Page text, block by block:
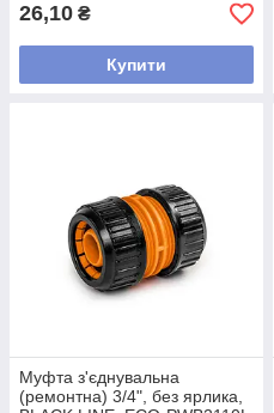
26,10 ₴
Купити
Муфта з'єднувальна
(ремонтна) 3/4", без ярлика,